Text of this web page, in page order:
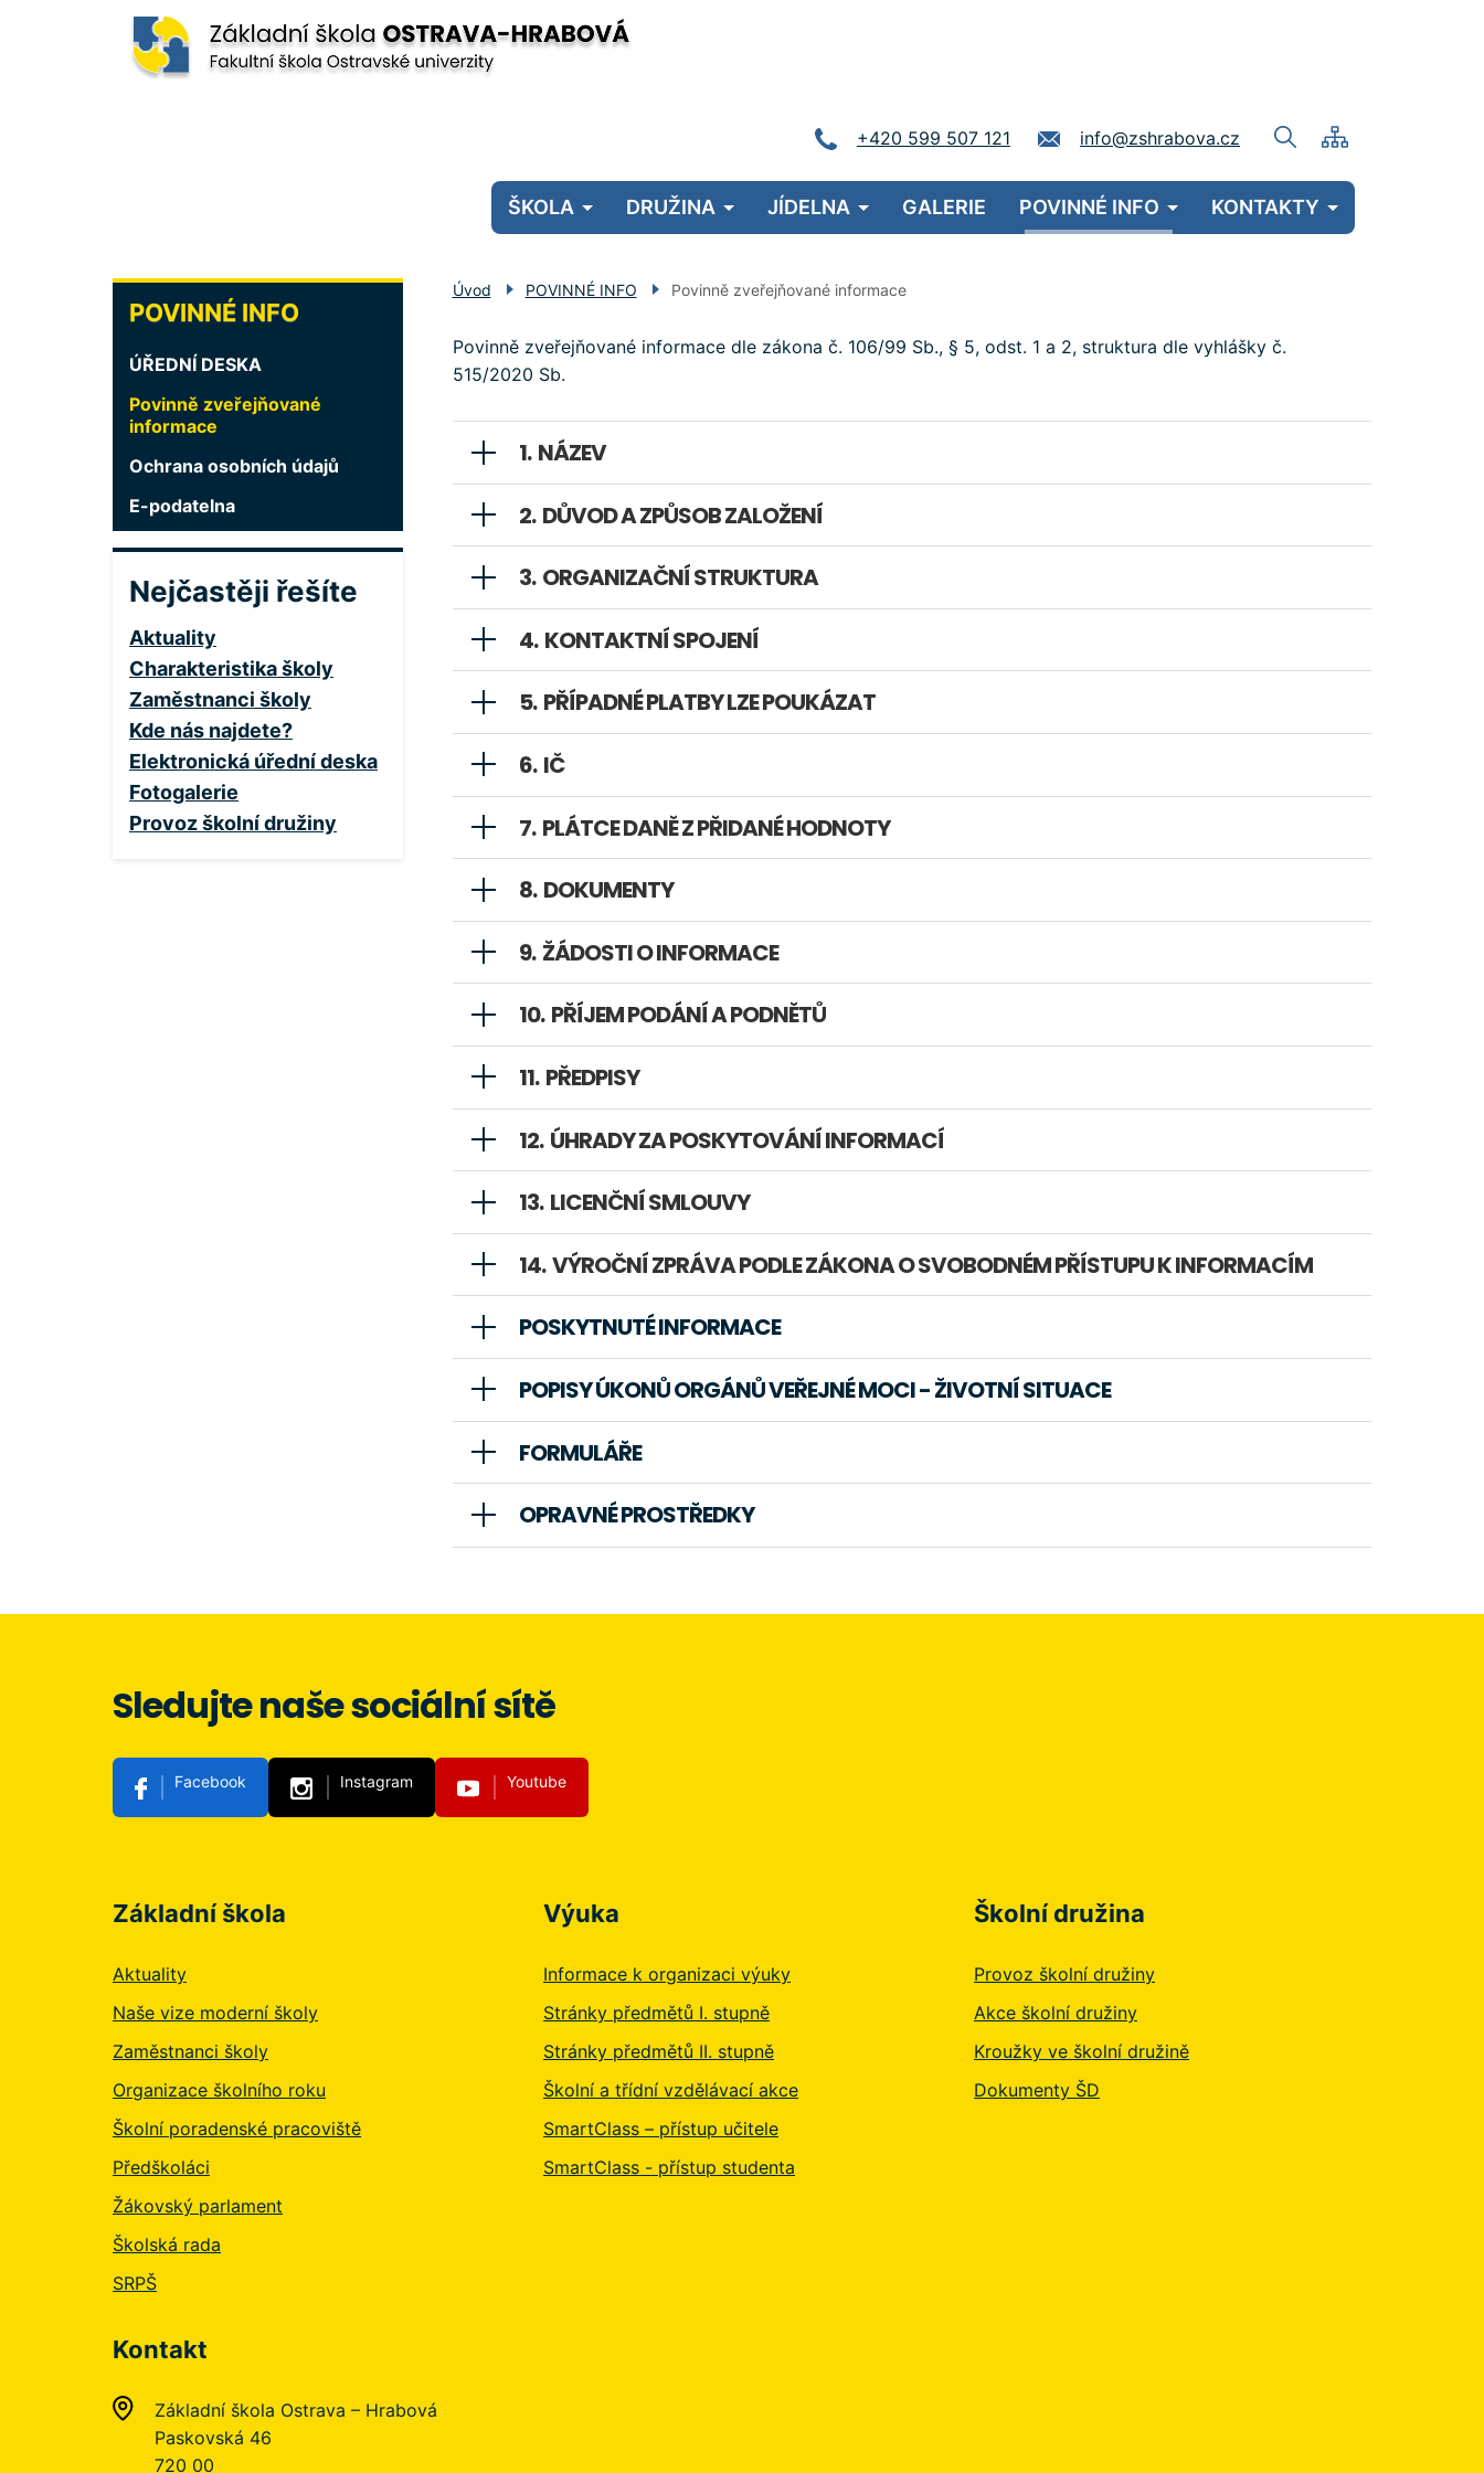
+420 599 507 121
info@zshrabova.cz
Menu
navigace
ŠKOLA DRUŽINA JÍDELNA GALERIE POVINNÉ INFO KONTAKTY
POVINNÉ
INFO
POVINNÉ INFO
ÚŘEDNÍ DESKA
Povinně zveřejňované
informace
Ochrana osobních údajů
E-podatelna
Nejčastěji řešíte
Aktuality
Charakteristika školy
Zaměstnanci školy
Kde nás najdete?
Elektronická úřední deska
Fotogalerie
Provoz školní družiny
Úvod POVINNÉ INFO Povinně zveřejňované informace
Povinně zveřejňované informace dle zákona č. 106/99 Sb., § 5, odst. 1 a 2, struktura dle vyhlášky č.
515/2020 Sb.
NÁZEV
DŮVOD A ZPŮSOB ZALOŽENÍ
ORGANIZAČNÍ STRUKTURA
KONTAKTNÍ SPOJENÍ
PŘÍPADNÉ PLATBY LZE POUKÁZAT
IČ
PLÁTCE DANĚ Z PŘIDANÉ HODNOTY
DOKUMENTY
ŽÁDOSTI O INFORMACE
PŘÍJEM PODÁNÍ A PODNĚTŮ
PŘEDPISY
ÚHRADY ZA POSKYTOVÁNÍ INFORMACÍ
LICENČNÍ SMLOUVY
VÝROČNÍ ZPRÁVA PODLE ZÁKONA O SVOBODNÉM PŘÍSTUPU K INFORMACÍM
POSKYTNUTÉ INFORMACE
POPISY ÚKONŮ ORGÁNŮ VEŘEJNÉ MOCI - ŽIVOTNÍ SITUACE
FORMULÁŘE
OPRAVNÉ PROSTŘEDKY
Sledujte naše sociální sítě
Facebook Instagram Youtube
Základní škola
Aktuality
Naše vize moderní školy
Zaměstnanci školy
Organizace školního roku
Školní poradenské pracoviště
Předškoláci
Žákovský parlament
Školská rada
SRPŠ
Výuka
Informace k organizaci výuky
Stránky předmětů I. stupně
Stránky předmětů II. stupně
Školní a třídní vzdělávací akce
SmartClass – přístup učitele
SmartClass - přístup studenta
Školní družina
Provoz školní družiny
Akce školní družiny
Kroužky ve školní družině
Dokumenty ŠD
Kontakt
Základní škola Ostrava – Hrabová
Paskovská 46
720 00